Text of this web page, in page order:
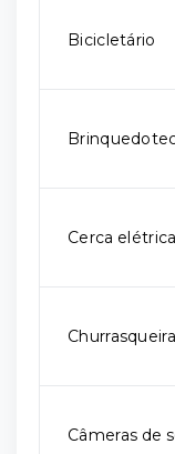
Bicicletário
Cerca elétrica
Churrasqueira
Câmeras de